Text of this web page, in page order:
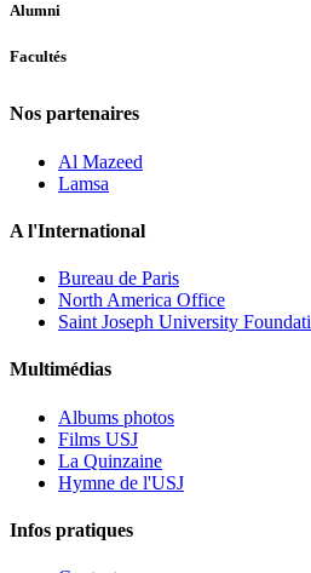
Alumni
Facultés
Nos partenaires
Al Mazeed
Lamsa
A l'International
Bureau de Paris
North America Office
Saint Joseph University
Multimédias
Albums photos
Films USJ
La Quinzaine
Hymne de l'USJ
Infos pratiques